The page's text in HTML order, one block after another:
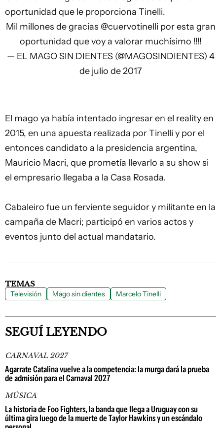
oportunidad que le proporciona Tinelli.
Mil millones de gracias @cuervotinelli por esta gran
oportunidad que voy a valorar muchísimo !!!!
— EL MAGO SIN DIENTES (@MAGOSINDIENTES) 4
de julio de 2017
El mago ya había intentado ingresar en el reality en
2015, en una apuesta realizada por Tinelli y por el
entonces candidato a la presidencia argentina,
Mauricio Macri, que prometía llevarlo a su show si
el empresario llegaba a la Casa Rosada.
Cabaleiro fue un ferviente seguidor y militante en la
campaña de Macri; participó en varios actos y
eventos junto del actual mandatario.
TEMAS
Televisión Mago sin dientes Marcelo Tinelli
SEGUÍ LEYENDO
CARNAVAL 2027
Agarrate Catalina vuelve a la competencia: la murga dará la prueba
de admisión para el Carnaval 2027
MÚSICA
La historia de Foo Fighters, la banda que llega a Uruguay con su
última gira luego de la muerte de Taylor Hawkins y un escándalo